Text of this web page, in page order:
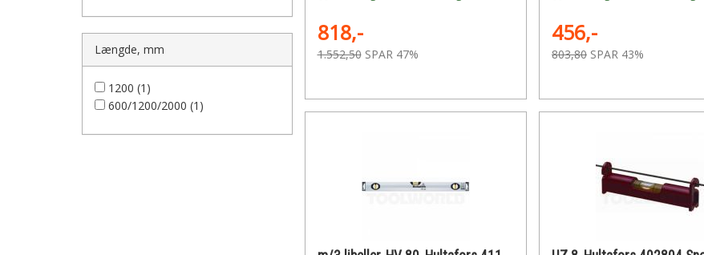
Længde, mm
1200 (1)
600/1200/2000 (1)
818,-
1.552,50 SPAR 47%
456,-
803,80 SPAR 43%